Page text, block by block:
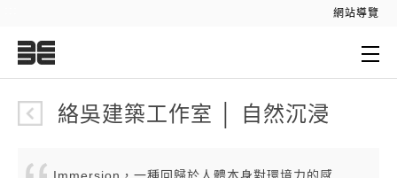
網站導覽
絡吳建築工作室 │ 自然沉浸
Immersion，一種回歸於人體本身對環境力的感